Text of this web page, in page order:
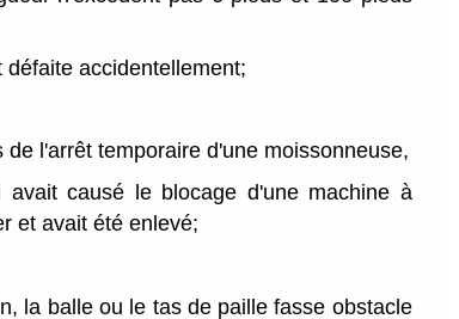
accidentellement;
de l'arrêt temporaire d'une moissonneuse,
avait causé le blocage d'une machine à
et avait été enlevé;
la balle ou le tas de paille fasse obstacle